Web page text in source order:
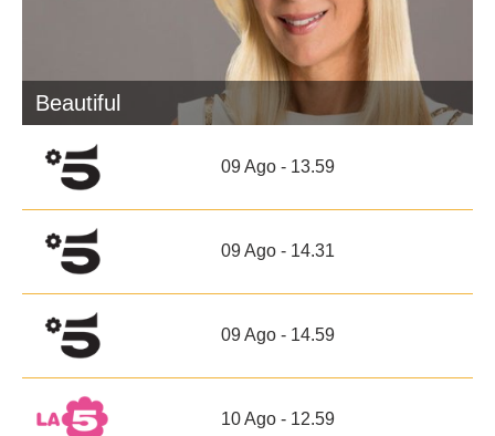
Beautiful
09 Ago - 13.59
09 Ago - 14.31
09 Ago - 14.59
10 Ago - 12.59